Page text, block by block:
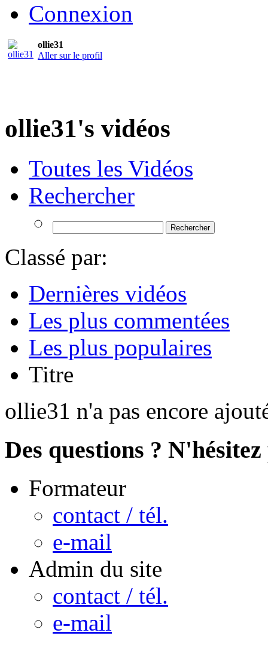
Connexion
ollie31
Aller sur le profil
ollie31's vidéos
Toutes les Vidéos
Rechercher
Classé par:
Dernières vidéos
Les plus commentées
Les plus populaires
Titre
ollie31 n'a pas encore
Des questions ?
Formateur
contact / tél.
e-mail
Admin du site
contact / tél.
e-mail